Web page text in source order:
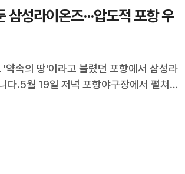
성라이온즈···압도적 포항 우
약속의 땅'이라고 불렸던 포항에서 삼성라
다.5월 19일 저녁 포항야구장에서 펼쳐지
던 KIA타이거즈와의 홈 3연전에서 삼성은